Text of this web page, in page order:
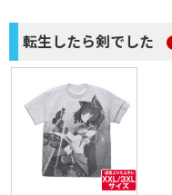
転生したら剣でした